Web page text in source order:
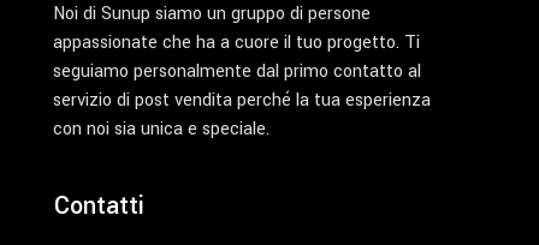
Noi di Sunup siamo un gruppo di persone
appassionate che ha a cuore il tuo progetto. Ti
seguiamo personalmente dal primo contatto al
servizio di post vendita perché la tua esperienza
con noi sia unica e speciale.
Contatti